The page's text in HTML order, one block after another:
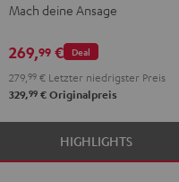
MV7X
Gray
Mach deine Ansage
Deal
269,99 €
279, 99 € Letzter niedrigster Preis
329,99 € Originalpreis
HIGHLIGHTS